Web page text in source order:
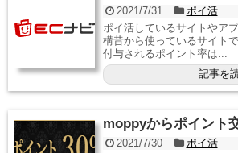
2021/7/31
ポイ活
ポイ活しているサイトやア
構昔から使っているサイト
付与されるポイント率は...
記事を
moppyからポイント
2021/7/30
ポイ活